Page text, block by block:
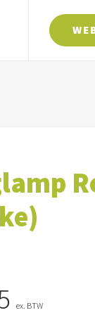
Huidige
ex. BTW